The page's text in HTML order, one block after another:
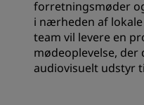
forretningsmøder
i nærheden af
team vil levere en
mødeoplevelse,
audiovisuelt udstyr